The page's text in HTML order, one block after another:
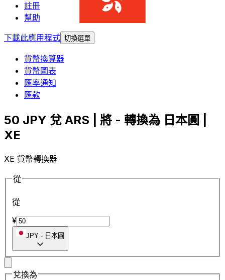
註冊
幫助
下載此應用程式 切換選單
貨幣換算器
貨幣圖表
匯率通知
匯款
50 JPY 兌 ARS | 將 - 轉換為 日本圓 |
XE
XE 貨幣轉換器
從
從
¥
JPY - 日本圓
兌換為